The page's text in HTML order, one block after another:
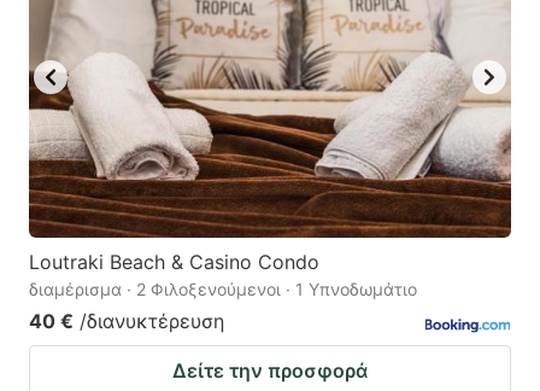
Loutraki Beach & Casino Condo
διαμέρισμα · 2 Φιλοξενούμενοι · 1 Υπνοδωμάτιο
40 € /διανυκτέρευση
Δείτε την προσφορά